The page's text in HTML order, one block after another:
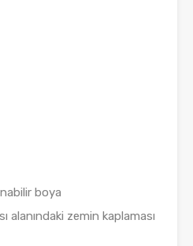
boya
alanındaki zemin kaplaması